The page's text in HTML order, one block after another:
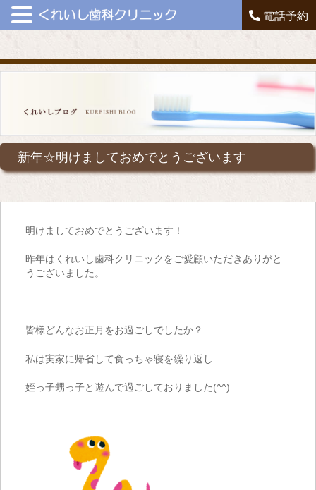
電話予約
新年☆明けましておめでとうございます
明けましておめでとうございます！
昨年はくれいし歯科クリニックをご愛顧いただきありがと
うございました。
皆様どんなお正月をお過ごしでしたか？
私は実家に帰省して食っちゃ寝を繰り返し
姪っ子甥っ子と遊んで過ごしておりました(^^)